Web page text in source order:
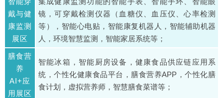
戴与健
康监测
展区
镜，可穿戴检测仪器（血糖仪、血压仪、心率检测
等），智能心电贴，智能康复机器人，智能辅助机器
人，环境智慧监测，智能家居系统等；
膳食营
养
AI+应
用展区
智能冰箱，智能厨房设备，健康食品供应链应用系
统，个性化健康食品平台，膳食营养APP，个性化膳
食计划，虚拟营养师，智慧膳食菜谱等；